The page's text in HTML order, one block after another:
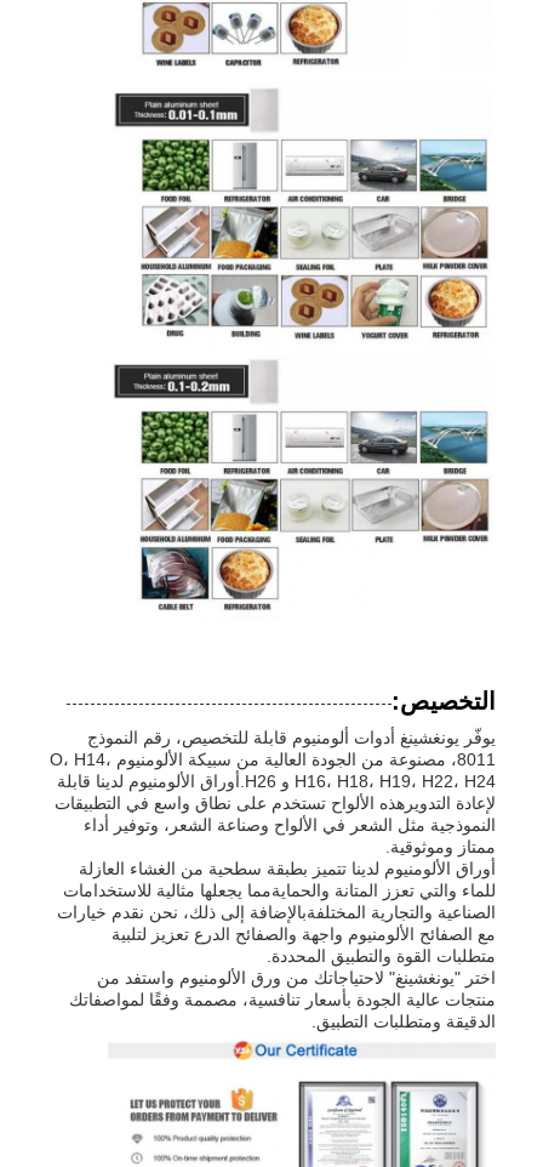
التخصيص:
يوفّر يونغشينغ أدوات ألومنيوم قابلة للتخصيص، رقم النموذج
8011، مصنوعة من الجودة العالية من سبيكة الألومنيوم O، H14،
H16، H18، H19، H22، H24 و H26.أوراق الألومنيوم لدينا قابلة
لإعادة التدويرهذه الألواح تستخدم على نطاق واسع في التطبيقات
النموذجية مثل الشعر في الألواح وصناعة الشعر، وتوفير أداء
ممتاز وموثوقية.
أوراق الألومنيوم لدينا تتميز بطبقة سطحية من الغشاء العازلة
للماء والتي تعزز المتانة والحمايةمما يجعلها مثالية للاستخدامات
الصناعية والتجارية المختلفةبالإضافة إلى ذلك، نحن نقدم خيارات
مع الصفائح الألومنيوم واجهة والصفائح الدرع تعزيز لتلبية
متطلبات القوة والتطبيق المحددة.
اختر "يونغشينغ" لاحتياجاتك من ورق الألومنيوم واستفد من
منتجات عالية الجودة بأسعار تنافسية، مصممة وفقًا لمواصفاتك
الدقيقة ومتطلبات التطبيق.